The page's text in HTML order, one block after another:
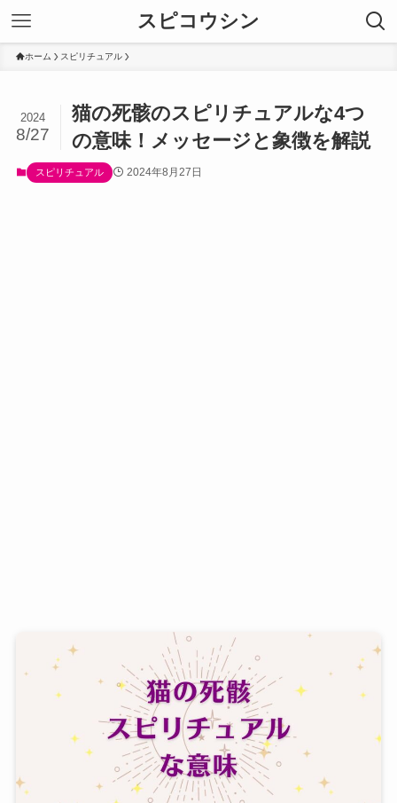
スピコウシン
ホーム スピリチュアル
猫の死骸のスピリチュアルな4つ
の意味！メッセージと象徴を解説
2024
8/27
スピリチュアル 2024年8月27日